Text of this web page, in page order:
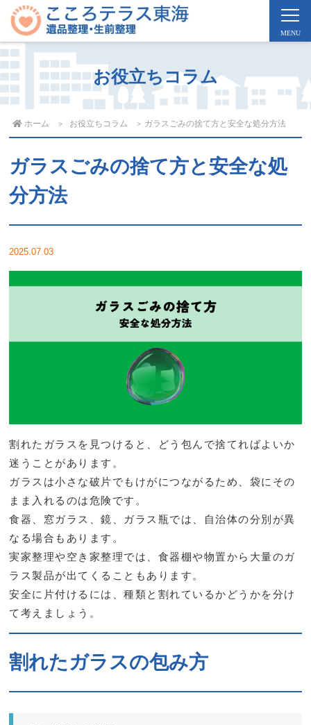
お役立ちコラム
ホーム お役立ちコラム ガラスごみの捨て方と安全な処分方法
ガラスごみの捨て方と安全な処
分方法
2025.07.03
割れたガラスを見つけると、どう包んで捨てればよいか
迷うことがあります。
ガラスは小さな破片でもけがにつながるため、袋にその
まま入れるのは危険です。
食器、窓ガラス、鏡、ガラス瓶では、自治体の分別が異
なる場合もあります。
実家整理や空き家整理では、食器棚や物置から大量のガ
ラス製品が出てくることもあります。
安全に片付けるには、種類と割れているかどうかを分け
て考えましょう。
割れたガラスの包み方